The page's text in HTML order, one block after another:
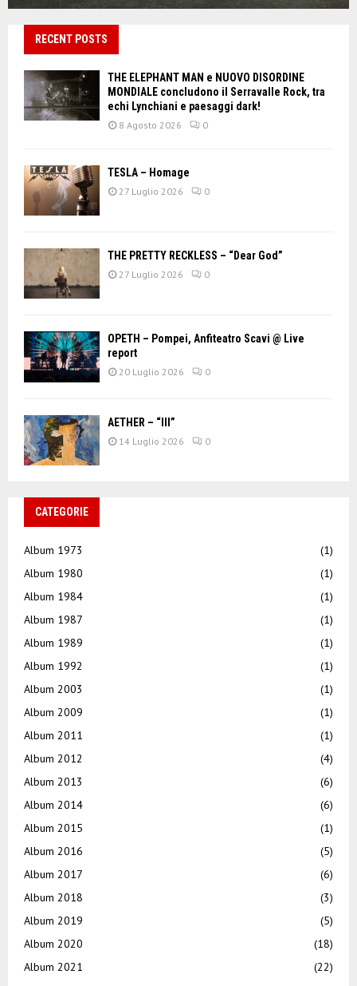
RECENT POSTS
THE ELEPHANT MAN e NUOVO DISORDINE
MONDIALE concludono il Serravalle Rock, tra
echi Lynchiani e paesaggi dark!
8 Agosto 2026 0
TESLA – Homage
27 Luglio 2026 0
THE PRETTY RECKLESS – “Dear God”
27 Luglio 2026 0
OPETH – Pompei, Anfiteatro Scavi @ Live
report
20 Luglio 2026 0
AETHER – “III”
14 Luglio 2026 0
CATEGORIE
Album 1973
(1)
Album 1980
(1)
Album 1984
(1)
Album 1987
(1)
Album 1989
(1)
Album 1992
(1)
Album 2003
(1)
Album 2009
(1)
Album 2011
(1)
Album 2012
(4)
Album 2013
(6)
Album 2014
(6)
Album 2015
(1)
Album 2016
(5)
Album 2017
(6)
Album 2018
(3)
Album 2019
(5)
Album 2020
(18)
Album 2021
(22)